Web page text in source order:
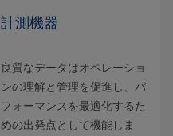
計測機器
良質なデータはオペレーショ
ンの理解と管理を促進し、パ
フォーマンスを最適化するた
めの出発点として機能しま